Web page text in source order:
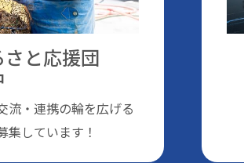
と応援団
流・連携の輪を広げる
集しています！